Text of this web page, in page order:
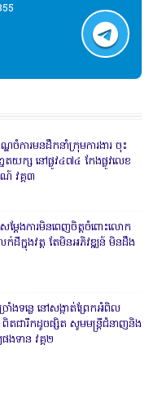
ារមនដឹកនាំក្រុមការងារ ចុះ
តយក្ស នៅផ្លូវ៤៧៤ កែងផ្លូវលេខ
វគ្គ៣
មីសម្តែងការមិនពេញចិត្តចំពោះលោក
ក់ដីក្នុងវត្ត តែមិនអភិវឌ្ឍន៍ មិនដឹង
ងទន្លេ នៅសង្កាត់ព្រែកអំពិល
ពិតជារីកដូចផ្សិត សូមមន្ត្រីជំនាញនិង
ងទាន វគ្គ២